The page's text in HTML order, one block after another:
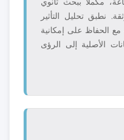
نطبق تحليل التأثير
مع الحفاظ على إمكانية
الأصلية إلى الرؤى